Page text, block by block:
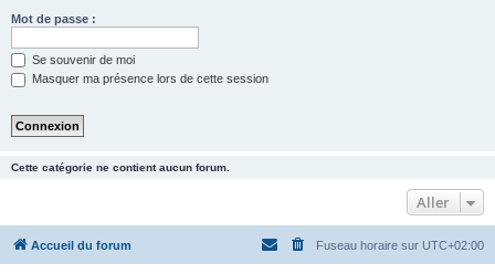
Mot de passe :
Se souvenir de moi
Masquer ma présence lors de cette session
Cette catégorie ne contient aucun forum.
Aller
Accueil du forum Fuseau horaire sur UTC+02:00